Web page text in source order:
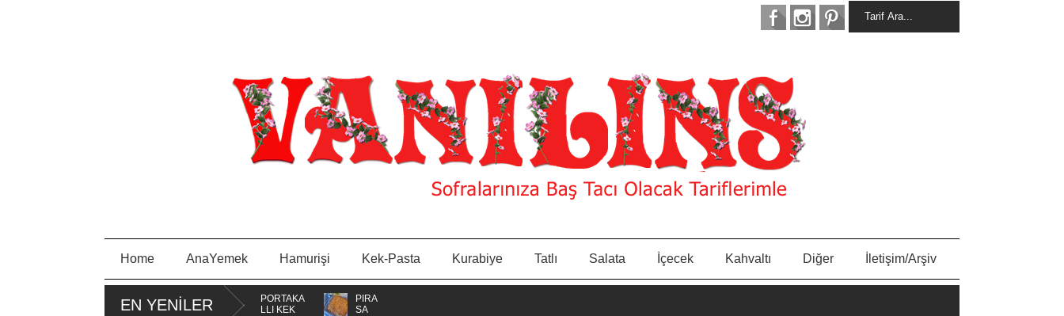
Home AnaYemek Hamurişi Kek-Pasta Kurabiye Tatlı Salata İçecek Kahvaltı Diğer İletişim/Arşiv
EN YENİLER
MİSKET
KURABİYE
PORTAKA
LLI KEK
PIRA